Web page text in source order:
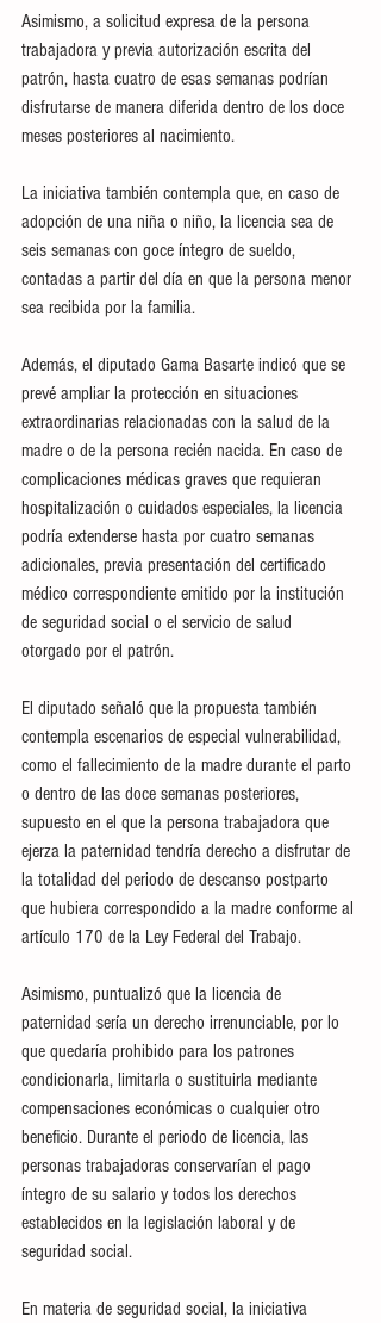
Asimismo, a solicitud expresa de la persona
trabajadora y previa autorización escrita del
patrón, hasta cuatro de esas semanas podrían
disfrutarse de manera diferida dentro de los doce
meses posteriores al nacimiento.
La iniciativa también contempla que, en caso de
adopción de una niña o niño, la licencia sea de
seis semanas con goce íntegro de sueldo,
contadas a partir del día en que la persona menor
sea recibida por la familia.
Además, el diputado Gama Basarte indicó que se
prevé ampliar la protección en situaciones
extraordinarias relacionadas con la salud de la
madre o de la persona recién nacida. En caso de
complicaciones médicas graves que requieran
hospitalización o cuidados especiales, la licencia
podría extenderse hasta por cuatro semanas
adicionales, previa presentación del certificado
médico correspondiente emitido por la institución
de seguridad social o el servicio de salud
otorgado por el patrón.
El diputado señaló que la propuesta también
contempla escenarios de especial vulnerabilidad,
como el fallecimiento de la madre durante el parto
o dentro de las doce semanas posteriores,
supuesto en el que la persona trabajadora que
ejerza la paternidad tendría derecho a disfrutar de
la totalidad del periodo de descanso postparto
que hubiera correspondido a la madre conforme al
artículo 170 de la Ley Federal del Trabajo.
Asimismo, puntualizó que la licencia de
paternidad sería un derecho irrenunciable, por lo
que quedaría prohibido para los patrones
condicionarla, limitarla o sustituirla mediante
compensaciones económicas o cualquier otro
beneficio. Durante el periodo de licencia, las
personas trabajadoras conservarían el pago
íntegro de su salario y todos los derechos
establecidos en la legislación laboral y de
seguridad social.
En materia de seguridad social, la iniciativa